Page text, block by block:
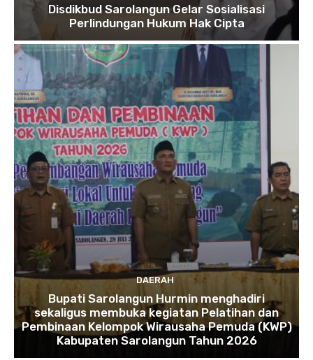
Disdikbud Sarolangun Gelar Sosialisasi
Perlindungan Hukum Hak Cipta
DAERAH
Bupati Sarolangun Hurmin menghadiri
sekaligus membuka kegiatan Pelatihan dan
Pembinaan Kelompok Wirausaha Pemuda (KWP)
Kabupaten Sarolangun Tahun 2026